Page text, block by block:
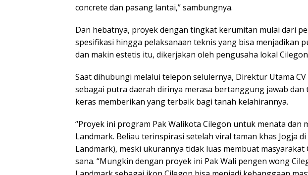
concrete dan pasang lantai,” sambungnya.
Dan hebatnya, proyek dengan tingkat kerumitan mulai dari
spesifikasi hingga pelaksanaan teknis yang bisa menjadikan
dan makin estetis itu, dikerjakan oleh pengusaha lokal
Saat dihubungi melalui telepon selulernya, Direktur Utama
sebagai putra daerah dirinya merasa bertanggung jawab
keras memberikan yang terbaik bagi tanah kelahirannya.
“Proyek ini program Pak Walikota Cilegon untuk menata dan
Landmark. Beliau terinspirasi setelah viral taman khas Jogja
Landmark), meski ukurannya tidak luas membuat masyarakat
sana. “Mungkin dengan proyek ini Pak Wali pengen wong